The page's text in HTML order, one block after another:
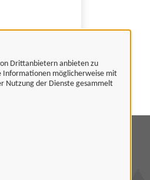
Drittanbietern anbieten zu
Informationen möglicherweise mit
Nutzung der Dienste gesammelt